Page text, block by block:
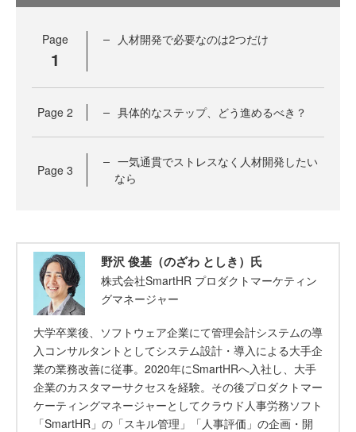
Page
1
人材開発で必要なのは2つだけ
Page 2 具体的なステップ、どう進めるべき？
Page 3
一気通貫でストレスなく人材開発したい
なら
野沢 俊基（のざわ としき）氏
株式会社SmartHR プロダクトマーケティン
グマネージャー
大学卒業後、ソフトウェア企業にて管理会計システムの導
入コンサルタントとしてシステム設計・導入による大手企
業の業務改善に従事。2020年にSmartHRへ入社し、大手
企業のカスタマーサクセスを経験。その後プロダクトマー
ケーティングマネージャーとしてクラウド人事労務ソフト
「SmartHR」の「スキル管理」「人事評価」の企画・開